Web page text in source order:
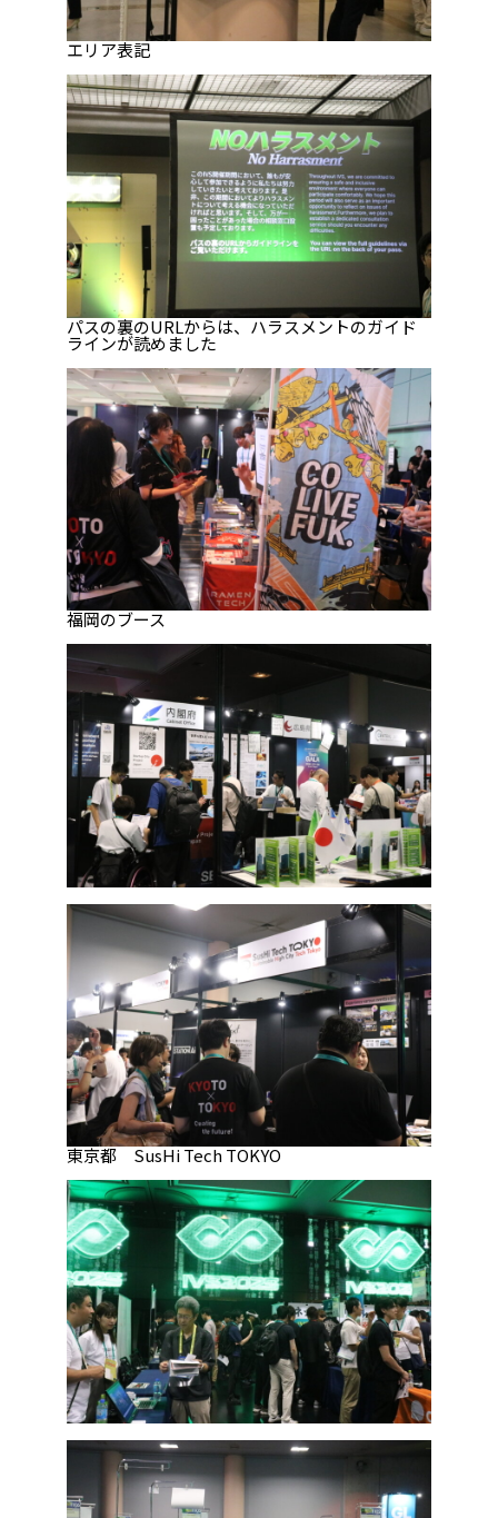
エリア表記
パスの裏のURLからは、ハラスメントのガイド
ラインが読めました
福岡のブース
東京都 SusHi Tech TOKYO